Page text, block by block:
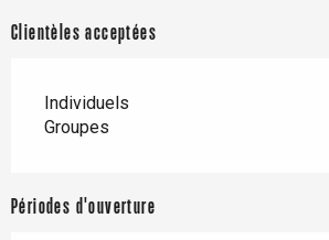
Clientèles acceptées
Individuels
Groupes
Périodes d'ouverture